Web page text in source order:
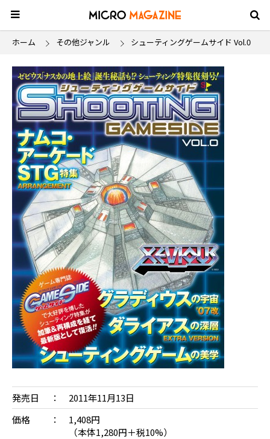
ホーム その他ジャンル シューティングゲームサイド Vol.0
発売日
2011年11月13日
価格
1,408円
（本体1,280円＋税10%）